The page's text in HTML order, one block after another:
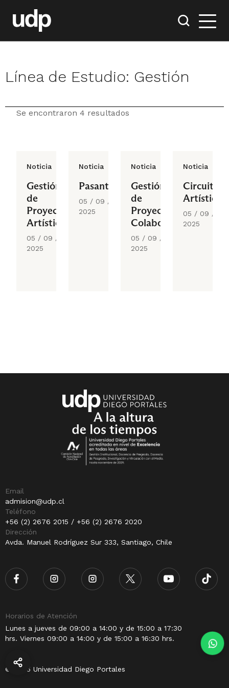
Línea de Estudio: Gestión
Se encontraron 4 resultados
Noticia
Gestión
de
Proyectos
Artísticos
05 / 09 /
2025
Noticia
Pasantía
05 / 09 /
2025
Noticia
Gestión
de
Proyectos
Colaborativos
05 / 09 /
2025
Noticia
Circuitos
Artísticos
05 / 09 /
2025
Email
admision@udp.cl
Teléfono
+56 (2) 2676 2015 / +56 (2) 2676 2020
Dirección
Avda. Manuel Rodríguez Sur 333, Santiago, Chile
Horarios de Atención
Lunes a jueves de 09:00 a 14:00 y de 15:00 a 17:30
hrs. Viernes 09:00 a 14:00 y de 15:00 a 16:30 hrs.
© 2025 Universidad Diego Portales